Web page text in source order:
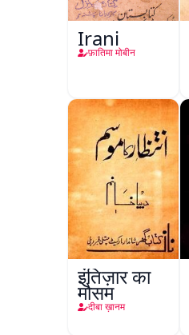
Irani
फ़ातिमा मोबीन
इंतिज़ार का
मौसम
दीबा ख़ानम